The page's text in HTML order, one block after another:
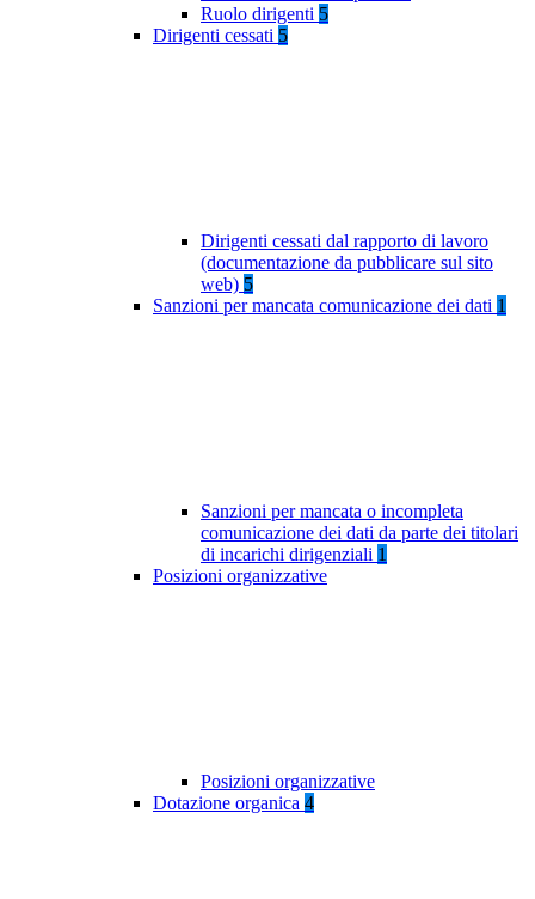
Ruolo dirigenti 5
Dirigenti cessati 5
Dirigenti cessati dal rapporto di lavoro
(documentazione da pubblicare sul sito
web) 5
Sanzioni per mancata comunicazione dei dati 1
Sanzioni per mancata o incompleta
comunicazione dei dati da parte dei titolari
di incarichi dirigenziali 1
Posizioni organizzative
Posizioni organizzative
Dotazione organica 4